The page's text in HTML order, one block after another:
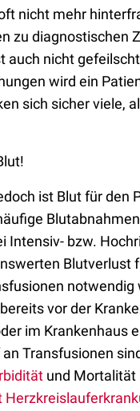
nicht mehr
zu diagnostischen
auch nicht
wird ein
sich sicher viele,
ist Blut für den
Intensiv- bzw.
Blutverlust
notwendig
vor der
im Krankenhaus
Transfusionen
und Mortalität